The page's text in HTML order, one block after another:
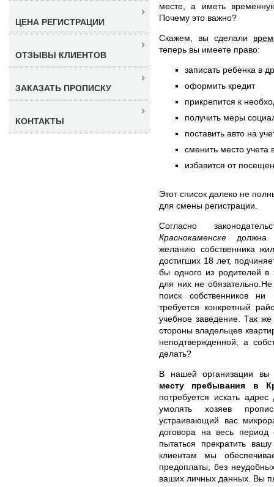
месте, а иметь
Почему это важно?
Скажем, вы сделали
теперь вы имеете право:
записать ребенка в
оформить кредит
прикрепится к
получить меры
поставить авто на
сменить место учета
избавится от
Этот список далеко не
для смены регистрации.
Согласно
Краснокаменске должна
желанию собственника
достигших 18 лет,
бы одного из родителей
для них не
поиск собственников
требуется конкретный
учебное заведение. Так
стороны владельцев
неподтвержденной, а
делать?
В нашей организации
месту пребывания в
потребуется искать
умолять хозяев
устраивающий вас
договора на весь период
пытаться прекратить
клиентам мы
предоплаты, без
ваших личных данных. Вы
ЦЕНА РЕГИСТРАЦИИ
ОТЗЫВЫ КЛИЕНТОВ
ЗАКАЗАТЬ ПРОПИСКУ
КОНТАКТЫ